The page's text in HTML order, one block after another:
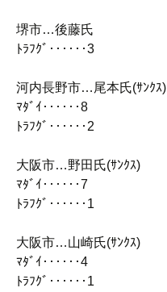
堺市…後藤氏
ﾄﾗﾌｸﾞ‥‥‥3
河内長野市…尾本氏(ｻﾝｸｽ)
ﾏﾀﾞｲ‥‥‥8
ﾄﾗﾌｸﾞ‥‥‥2
大阪市…野田氏(ｻﾝｸｽ)
ﾏﾀﾞｲ‥‥‥7
ﾄﾗﾌｸﾞ‥‥‥1
大阪市…山崎氏(ｻﾝｸｽ)
ﾏﾀﾞｲ‥‥‥4
ﾄﾗﾌｸﾞ‥‥‥1